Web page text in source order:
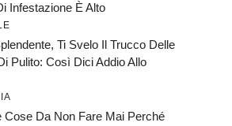
Infestazione È Alto
Ti Svelo Il Trucco Delle
Pulito: Così Dici Addio Allo
Cose Da Non Fare Mai Perché